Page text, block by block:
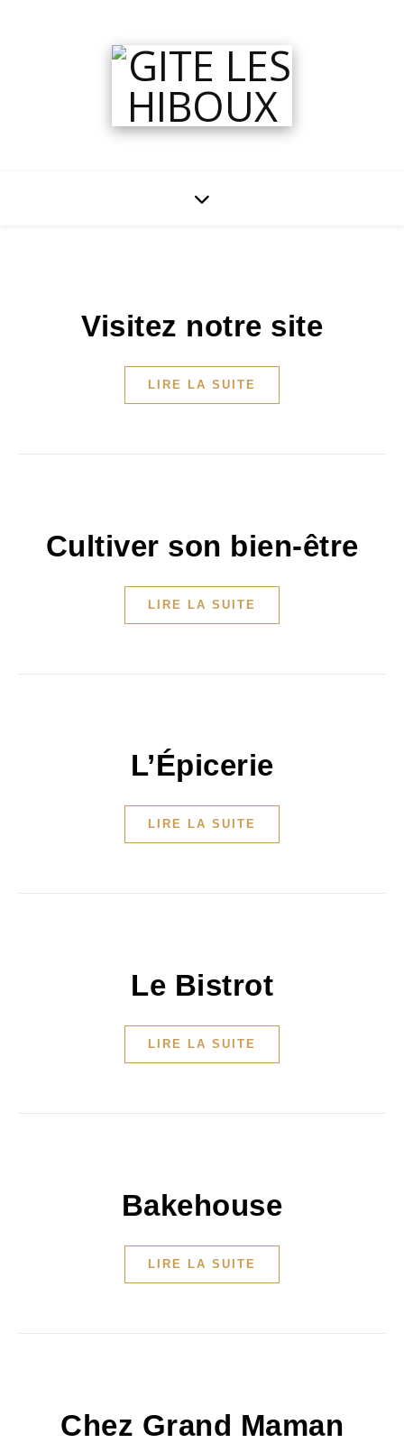
Visitez notre site
LIRE LA SUITE
Cultiver son bien-être
LIRE LA SUITE
L’Épicerie
LIRE LA SUITE
Le Bistrot
LIRE LA SUITE
Bakehouse
LIRE LA SUITE
Chez Grand Maman